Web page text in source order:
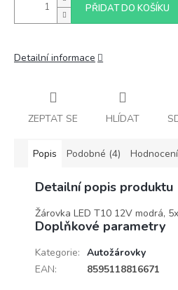
PŘIDAT DO KOŠÍKU
Detailní informace
ZEPTAT SE HLÍDAT
Popis Podobné (4) Hodnocení
Detailní popis produktu
Žárovka LED T10 12V modrá,
Doplňkové parametry
Kategorie: Autožárovky
EAN: 8595118816671